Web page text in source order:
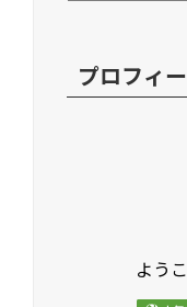
プロフィ
ようこ